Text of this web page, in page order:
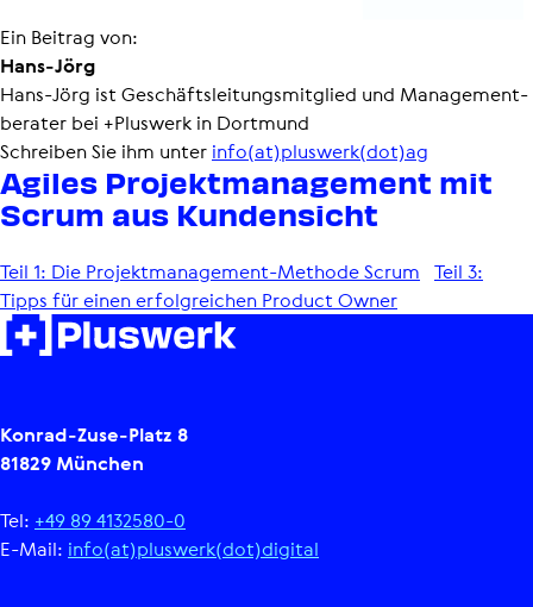
Ein Beitrag von:
Hans-Jörg
Hans-Jörg ist Geschäfts­lei­tungs­mit­glied und Manage­ment­
be­rater bei +Pluswerk in Dortmund
Schreiben Sie ihm unter info(at)pluswerk(dot)ag
Agiles Projekt­ma­nage­ment mit
Scrum aus Kunden­sicht
Teil 1: Die Projekt­ma­nage­ment-​​Methode Scrum Teil 3:
Tipps für einen erfolgreichen Product Owner
Konrad-Zuse-Platz 8
81829 München
Tel: +49 89 4132580-0
E-Mail: info(at)pluswerk(dot)digital